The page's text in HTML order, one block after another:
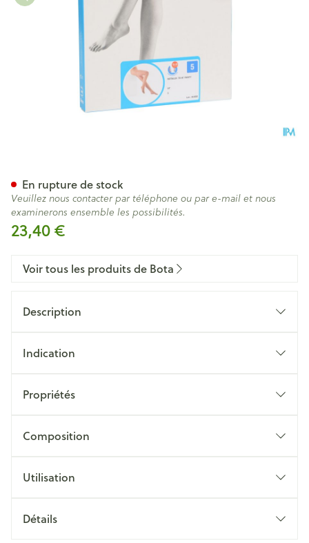
23,40 €
En rupture de stock
Veuillez nous contacter par téléphone ou par e-mail et nous
examinerons ensemble les possibilités.
Voir tous les produits de Bota
Description
Indication
Propriétés
Composition
Utilisation
Détails